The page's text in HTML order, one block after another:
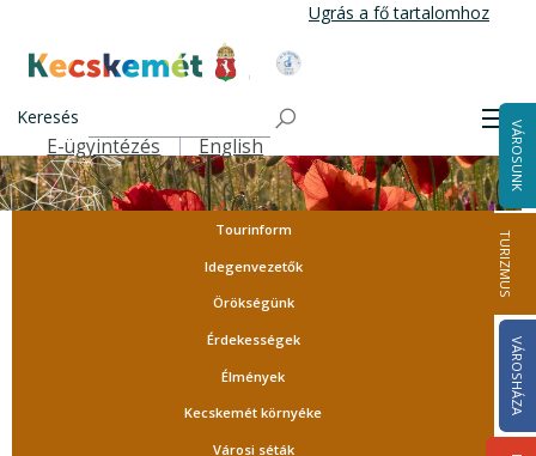
tartalomra
Ugrás a fő tartalomhoz
Kecskemét Város Honlapja
Keresés
Felső navigáció
E-ügyintézés English VÁROSUNK
TURIZMUS
VÁROSHÁZA
Tourinform
Idegenvezetők
Örökségünk
Érdekességek
Élmények
Kecskemét környéke
Városi séták